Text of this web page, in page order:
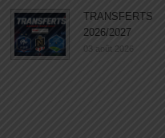
TRANSFERTS
2026/2027
03 août 2026